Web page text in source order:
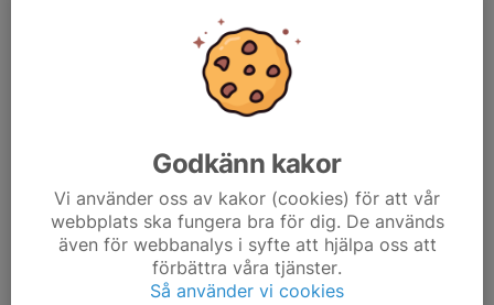
Lugna eventuellt hetsiga föräldrar som beter sig ”illa”
mot spelare eller domare. För en konstruktiv dialog med
dom eller ta kontakt med tävlingsledningen om det ej
Starta matcherna i tid.
Samla in matchbollar och ge till tävlingsledningen efter
sista matchen.
Anmäl er ankomst till tävlingsledningen på KGB/KGC
Godkänn kakor
Vi använder oss av kakor (cookies) för att vår
webbplats ska fungera bra för dig. De används
även för webbanalys i syfte att hjälpa oss att
förbättra våra tjänster.
Så använder vi cookies